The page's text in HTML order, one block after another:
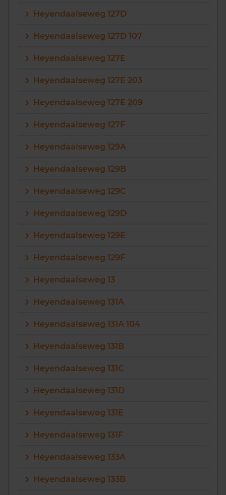
Heyendaalseweg 127D
Heyendaalseweg 127D 107
Heyendaalseweg 127E
Heyendaalseweg 127E 203
Heyendaalseweg 127E 209
Heyendaalseweg 127F
Heyendaalseweg 129A
Heyendaalseweg 129B
Heyendaalseweg 129C
Heyendaalseweg 129D
Heyendaalseweg 129E
Heyendaalseweg 129F
Heyendaalseweg 13
Heyendaalseweg 131A
Heyendaalseweg 131A 104
Heyendaalseweg 131B
Heyendaalseweg 131C
Heyendaalseweg 131D
Heyendaalseweg 131E
Heyendaalseweg 131F
Heyendaalseweg 133A
Heyendaalseweg 133B